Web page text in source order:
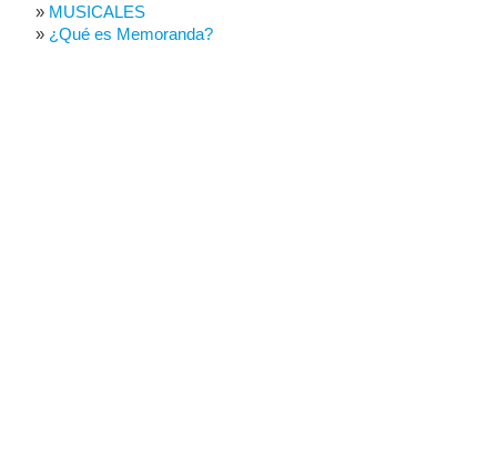
MUSICALES
¿Qué es Memoranda?